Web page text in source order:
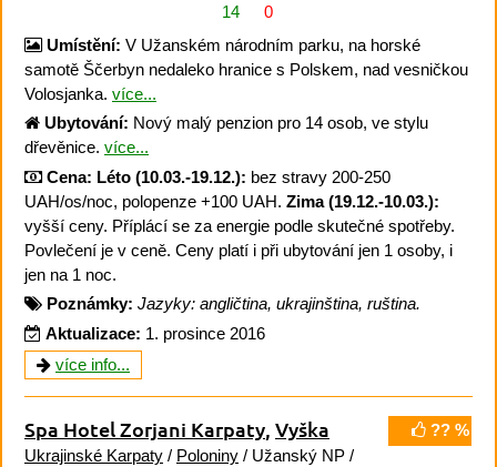
14
0
Umístění: V Užanském národním parku, na horské
samotě Ščerbyn nedaleko hranice s Polskem, nad vesničkou
Volosjanka. více...
Ubytování: Nový malý penzion pro 14 osob, ve stylu
dřevěnice. více...
Cena: Léto (10.03.-19.12.): bez stravy 200-250
UAH/os/noc, polopenze +100 UAH. Zima (19.12.-10.03.):
vyšší ceny. Příplácí se za energie podle skutečné spotřeby.
Povlečení je v ceně. Ceny platí i při ubytování jen 1 osoby, i
jen na 1 noc.
Poznámky: Jazyky: angličtina, ukrajinština, ruština.
Aktualizace: 1. prosince 2016
více info...
?? %
Spa Hotel Zorjani Karpaty, Vyška
Ukrajinské Karpaty / Poloniny / Užanský NP /